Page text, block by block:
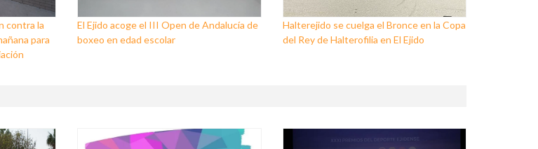
contra la
para
El Ejido acoge el III Open de Andalucía de
boxeo en edad escolar
Halterejido se cuelga el Bronce en la Copa
del Rey de Halterofilia en El Ejido